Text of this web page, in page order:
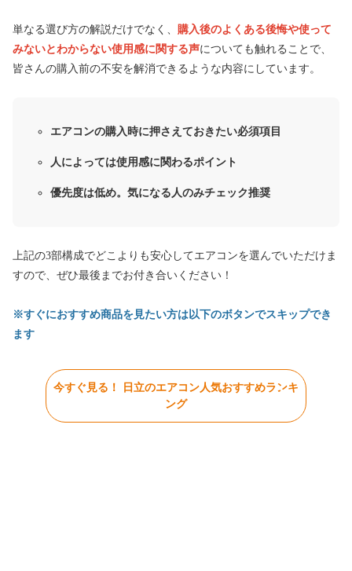
単なる選び方の解説だけでなく、
購入後のよくある後悔や使って
みないとわからない使用感に関する声についても触れることで、
皆さんの購入前の不安を解消できるような内容にしています。
エアコンの購入時に押さえておきたい必須項目
人によっては使用感に関わるポイント
優先度は低め。気になる人のみチェック推奨
上記の3部構成でどこよりも安心してエアコンを選んでいただけま
すので、ぜひ最後までお付き合いください！
※すぐにおすすめ商品を見たい方は以下のボタンでスキップでき
ます
今すぐ見る！ 日立のエアコン人気おすすめランキ
ング